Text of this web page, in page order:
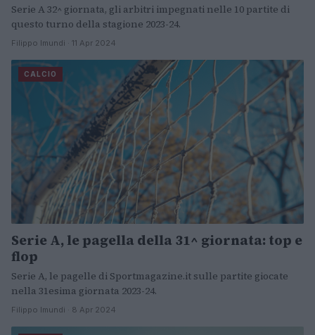
Serie A 32^ giornata, gli arbitri impegnati nelle 10 partite di
questo turno della stagione 2023-24.
Filippo Imundi · 11 Apr 2024
CALCIO
Serie A, le pagella della 31^ giornata: top e
flop
Serie A, le pagelle di Sportmagazine.it sulle partite giocate
nella 31esima giornata 2023-24.
Filippo Imundi · 8 Apr 2024